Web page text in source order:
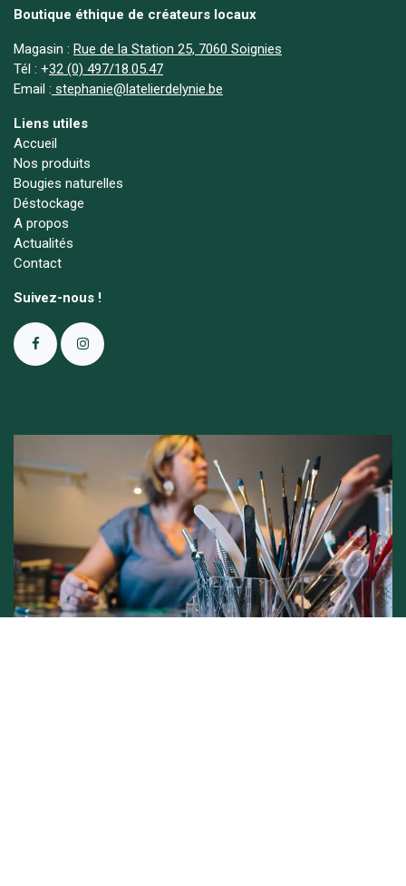
Boutique éthique de créateurs locaux
Magasin : Rue de la Station 25, 7060 Soignies
Tél : +32 (0) 497/18.05.47
Email : stephanie@latelierdelynie.be
Liens utiles
Accueil
Nos produits
Bougies naturelles
Déstockage
A propos
Actualités
Contact
Suivez-nous !